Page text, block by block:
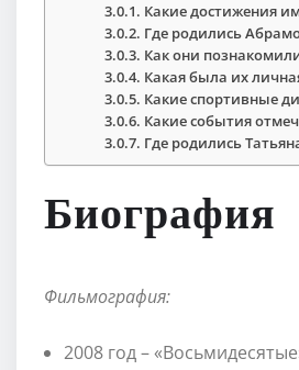
Какие достижения
Где родились
Как они
Какая была их
Какие спортивные
Какие события
Где родились
Биография
Фильмография:
2008 год –